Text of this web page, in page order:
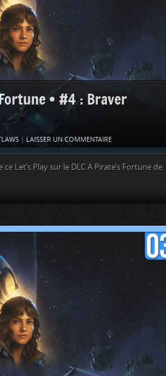
Fortune • #4 : Braver
| LAISSER UN COMMENTAIRE
Let’s Play sur le DLC A Pirate’s Fortune de